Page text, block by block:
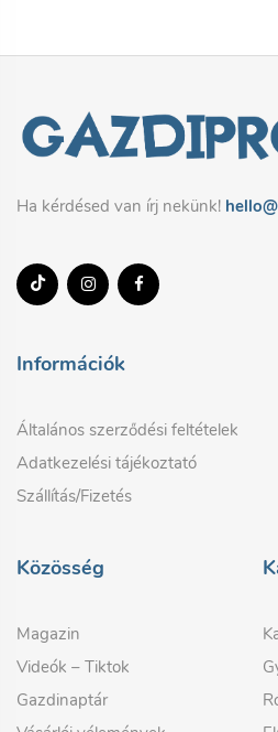
Ha kérdésed van írj nekünk!
Információk
Általános szerződési feltételek
Adatkezelési tájékoztató
Szállítás/Fizetés
Közösség
Magazin
Videók – Tiktok
Gazdinaptár